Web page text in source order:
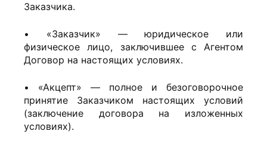
Заказчика.
• «Заказчик» — юридическое или
физическое лицо, заключившее с Агентом
Договор на настоящих условиях.
• «Акцепт» — полное и безоговорочное
принятие Заказчиком настоящих условий
(заключение договора на изложенных
условиях).